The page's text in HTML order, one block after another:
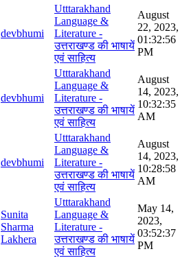
devbhumi
Utttarakhand
Language &
Literature -
उत्तराखण्ड की भाषायें
एवं साहित्य
August
22, 2023,
01:32:56
PM
devbhumi
Utttarakhand
Language &
Literature -
उत्तराखण्ड की भाषायें
एवं साहित्य
August
14, 2023,
10:32:35
AM
devbhumi
Utttarakhand
Language &
Literature -
उत्तराखण्ड की भाषायें
एवं साहित्य
August
14, 2023,
10:28:58
AM
Sunita
Sharma
Lakhera
Utttarakhand
Language &
Literature -
उत्तराखण्ड की भाषायें
एवं साहित्य
May 14,
2023,
03:52:37
PM